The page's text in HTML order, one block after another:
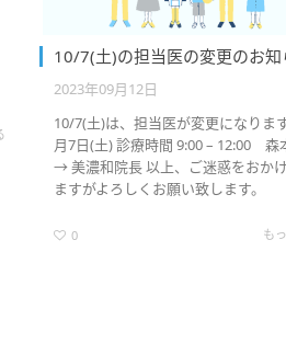
10/7(土)の担当医の変更のお知
2023年09月12日
10/7(土)は、担当医が変更になりま
月7日(土) 診療時間 9:00 – 12:00 森
→ 美濃和院長 以上、ご迷惑をおか
ますがよろしくお願い致します。
0 も